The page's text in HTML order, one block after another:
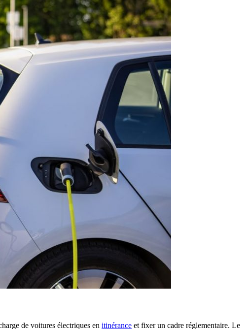
de voitures électriques en itinérance et fixer un cadre réglementaire. Le